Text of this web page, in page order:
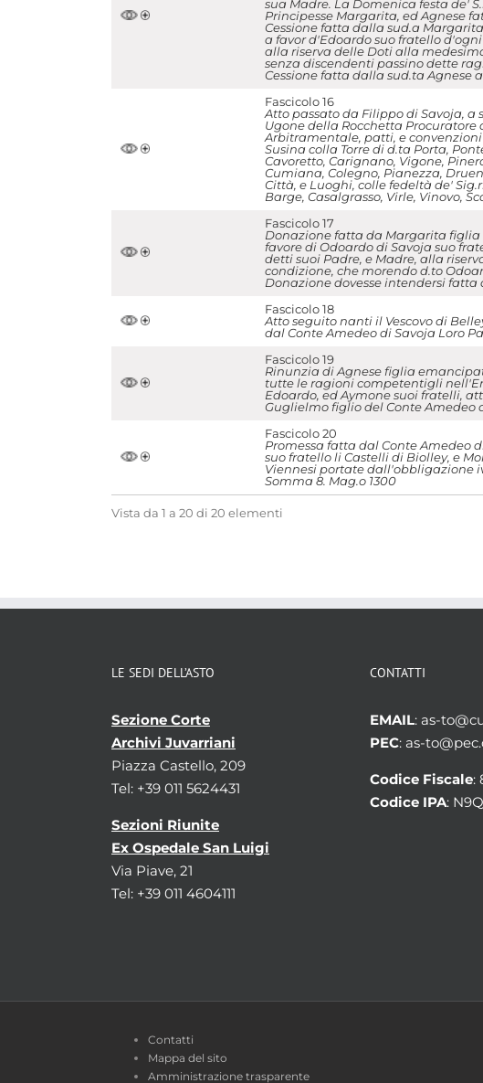
sua Madre. La Domenica festa de'
Principesse Margarita, ed Agnese
Cessione fatta dalla sud.a
a favor d'Edoardo suo fratello
alla riserva delle Doti alla
senza discendenti passino dette
Cessione fatta dalla sud.ta Agnese
Fascicolo 16
Atto passato da Filippo di Savoja,
Ugone della Rocchetta Procuratore
Arbitramentale, patti, e convenzioni
Susina colla Torre di d.ta Porta,
Cavoretto, Carignano, Vigone,
Cumiana, Colegno, Pianezza,
Città, e Luoghi, colle fedeltà de'
Barge, Casalgrasso, Virle, Vinovo,
Fascicolo 17
Donazione fatta da Margarita figlia
favore di Odoardo di Savoja suo
detti suoi Padre, e Madre, alla
condizione, che morendo d.to
Donazione dovesse intendersi fatta
Fascicolo 18
Atto seguito nanti il Vescovo di
dal Conte Amedeo di Savoja Loro
Fascicolo 19
Rinunzia di Agnese figlia
tutte le ragioni competentigli
Edoardo, ed Aymone suoi fratelli,
Guglielmo figlio del Conte Amedeo
Fascicolo 20
Promessa fatta dal Conte Amedeo
suo fratello li Castelli di Biolley, e
Viennesi portate dall'obbligazione
Somma 8. Mag.o 1300
Vista da 1 a 20 di 20 elementi
LE SEDI DELL’ASTO
Sezione Corte
Archivi Juvarriani
Piazza Castello, 209
Tel: +39 011 5624431
Sezioni Riunite
Ex Ospedale San Luigi
Via Piave, 21
Tel: +39 011 4604111
CONTATTI
EMAIL: as-
PEC: as-
Codice Fiscale:
Codice IPA:
Contatti
Mappa del sito
Amministrazione trasparente